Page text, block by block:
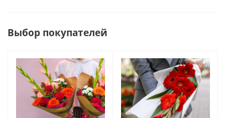
Выбор покупателей